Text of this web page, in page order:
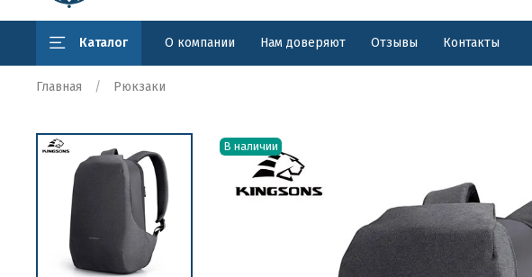
Каталог О компании Нам доверяют Отзывы Контакты
Главная Рюкзаки
В наличии